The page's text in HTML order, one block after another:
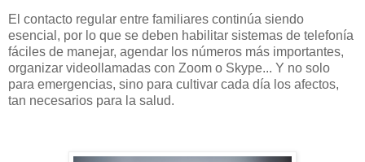
El contacto regular entre familiares continúa siendo
esencial, por lo que se deben habilitar sistemas de telefonía
fáciles de manejar, agendar los números más importantes,
organizar videollamadas con Zoom o Skype... Y no solo
para emergencias, sino para cultivar cada día los afectos,
tan necesarios para la salud.